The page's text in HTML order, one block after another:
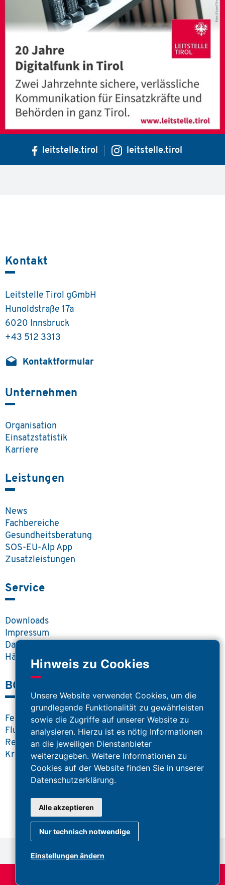
Hinweis zu Cookies
Unsere Website verwendet Cookies, um die
grundlegende Funktionalität zu gewährleisten
sowie die Zugriffe auf unserer Website zu
analysieren. Hierzu ist es nötig Informationen
an die jeweiligen Dienstanbieter
weiterzugeben. Weitere Informationen zu
Cookies auf der Website finden Sie in unserer
Datenschutzerklärung.
Alle akzeptieren
Nur technisch notwendige
Einstellungen ändern
leitstelle.tirol leitstelle.tirol
Kontakt
Leitstelle Tirol gGmbH
Hunoldstraße 17a
6020 Innsbruck
+43 512 3313
drafts Kontaktformular
Unternehmen
Organisation
Einsatzstatistik
Karriere
Leistungen
News
Fachbereiche
Gesundheitsberatung
SOS-EU-Alp App
Zusatzleistungen
Service
Downloads
Impressum
Datenschutz
Häufige Fragen
BOS Portal
Feuerwehr
Flugrettung
Rettungsdienst
Krankenhäuser